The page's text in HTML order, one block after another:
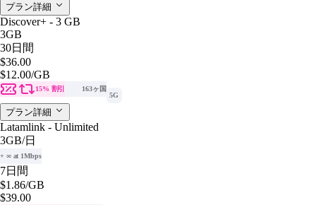
プラン詳細
Discover+ - 3 GB
3GB
30日間
$36.00
$12.00/GB
15% 割引
163ヶ国
5G
プラン詳細
Latamlink - Unlimited
3GB/日
+ ∞ at 1Mbps
7日間
$1.86/GB
$39.00